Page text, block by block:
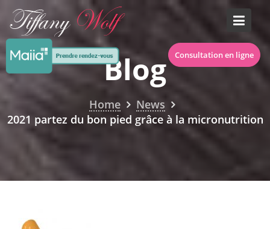
t
t
Consultation en ligne
Blog
Home
News
2021 partez du bon pied grâce à la micronutrition